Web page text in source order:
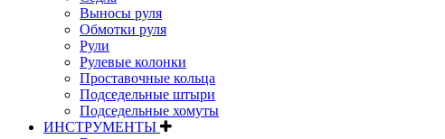
Выносы руля
Обмотки руля
Рули
Рулевые колонки
Проставочные кольца
Подседельные штыри
Подседельные хомуты
ИНСТРУМЕНТЫ